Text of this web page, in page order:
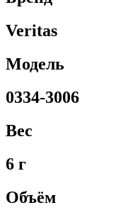
Veritas
Модель
0334-3006
Вес
6 г
Объём